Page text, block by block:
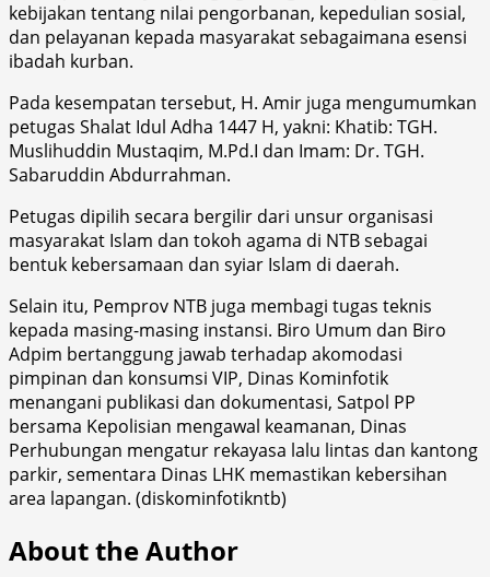
kebijakan tentang nilai pengorbanan, kepedulian sosial,
dan pelayanan kepada masyarakat sebagaimana esensi
ibadah kurban.
Pada kesempatan tersebut, H. Amir juga mengumumkan
petugas Shalat Idul Adha 1447 H, yakni: Khatib: TGH.
Muslihuddin Mustaqim, M.Pd.I dan Imam: Dr. TGH.
Sabaruddin Abdurrahman.
Petugas dipilih secara bergilir dari unsur organisasi
masyarakat Islam dan tokoh agama di NTB sebagai
bentuk kebersamaan dan syiar Islam di daerah.
Selain itu, Pemprov NTB juga membagi tugas teknis
kepada masing-masing instansi. Biro Umum dan Biro
Adpim bertanggung jawab terhadap akomodasi
pimpinan dan konsumsi VIP, Dinas Kominfotik
menangani publikasi dan dokumentasi, Satpol PP
bersama Kepolisian mengawal keamanan, Dinas
Perhubungan mengatur rekayasa lalu lintas dan kantong
parkir, sementara Dinas LHK memastikan kebersihan
area lapangan. (diskominfotikntb)
About the Author